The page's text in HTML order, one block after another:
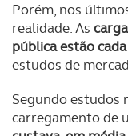
Porém, nos
realidade. As
pública estão
estudos de
Segundo estudos
carregamento de